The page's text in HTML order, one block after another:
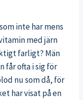
inte har mens
med järn
farligt? Män
får ofta i sig för
nu som då, för
har visat på en